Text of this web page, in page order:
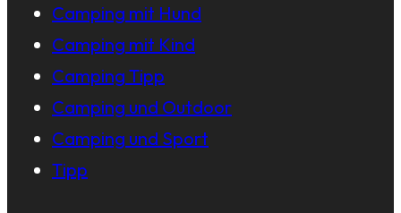
Camping mit Hund
Camping mit Kind
Camping Tipp
Camping und Outdoor
Camping und Sport
Tipp